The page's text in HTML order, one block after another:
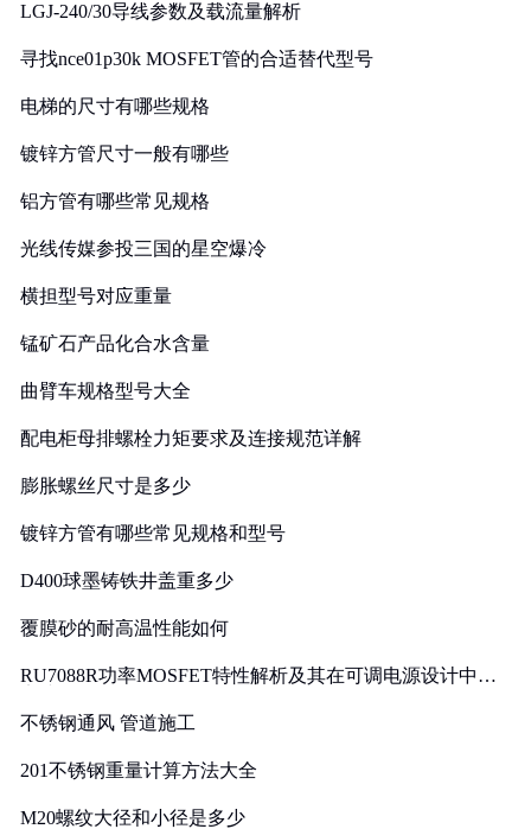
LGJ-240/30导线参数及载流量解析
寻找nce01p30k MOSFET管的合适替代型号
电梯的尺寸有哪些规格
镀锌方管尺寸一般有哪些
铝方管有哪些常见规格
光线传媒参投三国的星空爆冷
横担型号对应重量
锰矿石产品化合水含量
曲臂车规格型号大全
配电柜母排螺栓力矩要求及连接规范详解
膨胀螺丝尺寸是多少
镀锌方管有哪些常见规格和型号
D400球墨铸铁井盖重多少
覆膜砂的耐高温性能如何
RU7088R功率MOSFET特性解析及其在可调电源设计中的
不锈钢通风 管道施工
201不锈钢重量计算方法大全
M20螺纹大径和小径是多少